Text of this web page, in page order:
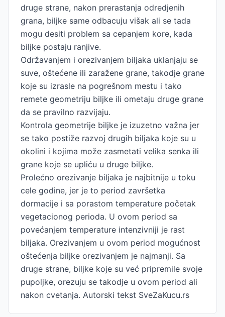
druge strane, nakon prerastanja odredjenih
grana, biljke same odbacuju višak ali se tada
mogu desiti problem sa cepanjem kore, kada
biljke postaju ranjive.
Održavanjem i orezivanjem biljaka uklanjaju se
suve, oštećene ili zaražene grane, takodje grane
koje su izrasle na pogrešnom mestu i tako
remete geometriju biljke ili ometaju druge grane
da se pravilno razvijaju.
Kontrola geometrije biljke je izuzetno važna jer
se tako postiže razvoj drugih biljaka koje su u
okolini i kojima može zasmetati velika senka ili
grane koje se upliću u druge biljke.
Prolećno orezivanje biljaka je najbitnije u toku
cele godine, jer je to period završetka
dormacije i sa porastom temperature početak
vegetacionog perioda. U ovom period sa
povećanjem temperature intenzivniji je rast
biljaka. Orezivanjem u ovom period mogućnost
oštećenja biljke orezivanjem je najmanji. Sa
druge strane, biljke koje su već pripremile svoje
pupoljke, orezuju se takodje u ovom period ali
nakon cvetanja. Autorski tekst SveZaKucu.rs